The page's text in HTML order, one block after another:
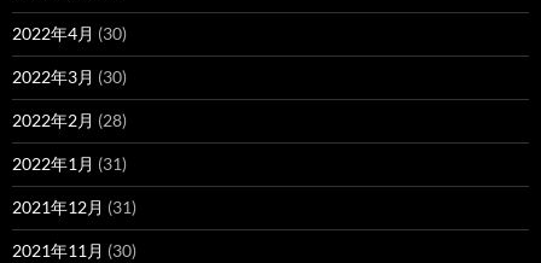
2022年4月 (30)
2022年3月 (30)
2022年2月 (28)
2022年1月 (31)
2021年12月 (31)
2021年11月 (30)